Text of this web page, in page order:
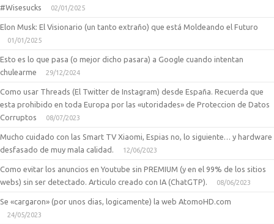
#Wisesucks
02/01/2025
Elon Musk: El Visionario (un tanto extraño) que está Moldeando el Futuro
01/01/2025
Esto es lo que pasa (o mejor dicho pasara) a Google cuando intentan
chulearme
29/12/2024
Como usar Threads (El Twitter de Instagram) desde España. Recuerda que
esta prohibido en toda Europa por las «utoridades» de Proteccion de Datos
Corruptos
08/07/2023
Mucho cuidado con las Smart TV Xiaomi, Espias no, lo siguiente… y hardware
desfasado de muy mala calidad.
12/06/2023
Como evitar los anuncios en Youtube sin PREMIUM (y en el 99% de los sitios
webs) sin ser detectado. Articulo creado con IA (ChatGTP).
08/06/2023
Se «cargaron» (por unos dias, logicamente) la web AtomoHD.com
24/05/2023